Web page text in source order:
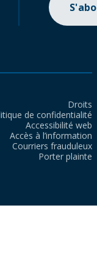
Droits
de confidentialité
Accessibilité web
Accès à l’information
Courriers frauduleux
Porter plainte